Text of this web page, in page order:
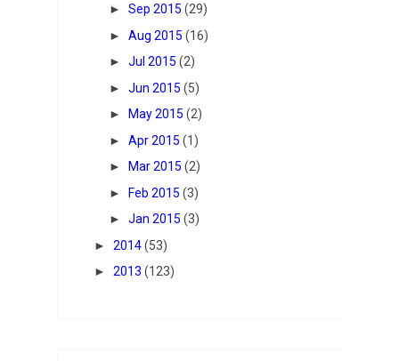
► Sep 2015 (29)
► Aug 2015 (16)
► Jul 2015 (2)
► Jun 2015 (5)
►
May 2015 (2)
► Apr 2015 (1)
►
Mar 2015 (2)
►
Feb 2015 (3)
► Jan 2015 (3)
► 2014(53)
► 2013 (123)